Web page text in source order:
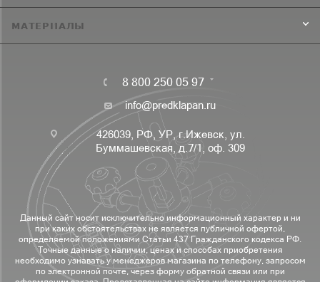
МАТЕРИАЛЫ
8 800 250 05 97
info@predklapan.ru
426039, РФ, УР, г.Ижевск, ул.
Буммашевская, д.7/1, оф. 309
Данный сайт носит исключительно информационный характер и ни
при каких обстоятельствах не является публичной офертой,
определяемой положениями Статьи 437 Гражданского кодекса РФ.
Точные данные о наличии, ценах и способах приобретения
необходимо узнавать у менеджеров магазина по телефону, запросом
по электронной почте, через форму обратной связи или при